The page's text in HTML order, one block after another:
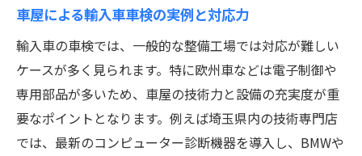
車屋による輸入車車検の実例と対応力
輸入車の車検では、一般的な整備工場では対応が難しい
ケースが多く見られます。特に欧州車などは電子制御や
専用部品が多いため、車屋の技術力と設備の充実度が重
要なポイントとなります。例えば埼玉県内の技術専門店
では、最新のコンピューター診断機器を導入し、BMWや